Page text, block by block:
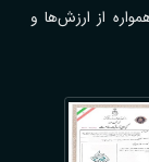
از ارزش‌ها و